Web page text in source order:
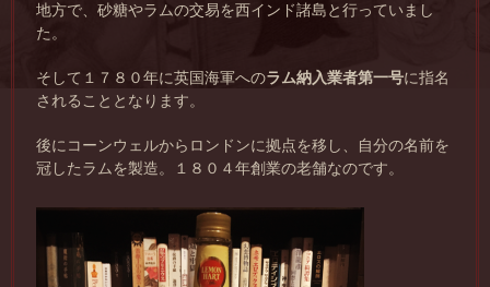
地方で、砂糖やラムの交易を西インド諸島と行っていまし
た。
そして１７８０年に英国海軍へのラム納入業者第一号に指名
されることとなります。
後にコーンウェルからロンドンに拠点を移し、自分の名前を
冠したラムを製造。１８０４年創業の老舗なのです。